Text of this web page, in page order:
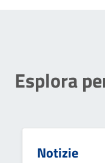
Esplora
Notizie